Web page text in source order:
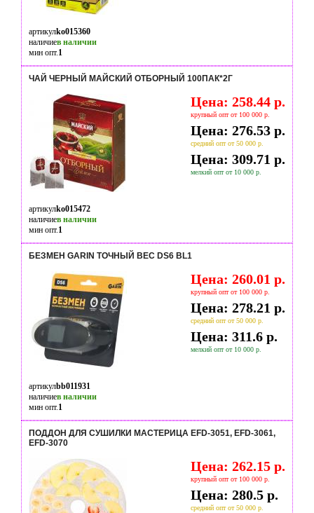
артикулko015360
наличиев наличии
мин опт.1
ЧАЙ ЧЕРНЫЙ МАЙСКИЙ ОТБОРНЫЙ 100ПАК*2Г
Цена: 258.44 р.
крупный опт от 100 000 р.
Цена: 276.53 р.
средний опт от 50 000 р.
Цена: 309.71 р.
мелкий опт от 10 000 р.
артикулko015472
наличиев наличии
мин опт.1
БЕЗМЕН GARIN ТОЧНЫЙ ВЕС DS6 BL1
Цена: 260.01 р.
крупный опт от 100 000 р.
Цена: 278.21 р.
средний опт от 50 000 р.
Цена: 311.6 р.
мелкий опт от 10 000 р.
артикулbb011931
наличиев наличии
мин опт.1
ПОДДОН ДЛЯ СУШИЛКИ МАСТЕРИЦА EFD-3051, EFD-3061,
EFD-3070
Цена: 262.15 р.
крупный опт от 100 000 р.
Цена: 280.5 р.
средний опт от 50 000 р.